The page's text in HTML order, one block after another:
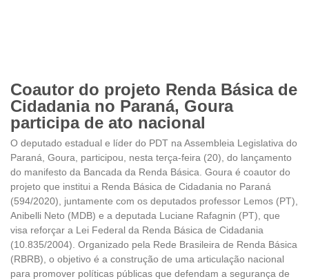
Coautor do projeto Renda Básica de
Cidadania no Paraná, Goura
participa de ato nacional
O deputado estadual e líder do PDT na Assembleia Legislativa do
Paraná, Goura, participou, nesta terça-feira (20), do lançamento
do manifesto da Bancada da Renda Básica. Goura é coautor do
projeto que institui a Renda Básica de Cidadania no Paraná
(594/2020), juntamente com os deputados professor Lemos (PT),
Anibelli Neto (MDB) e a deputada Luciane Rafagnin (PT), que
visa reforçar a Lei Federal da Renda Básica de Cidadania
(10.835/2004). Organizado pela Rede Brasileira de Renda Básica
(RBRB), o objetivo é a construção de uma articulação nacional
para promover políticas públicas que defendam a segurança de